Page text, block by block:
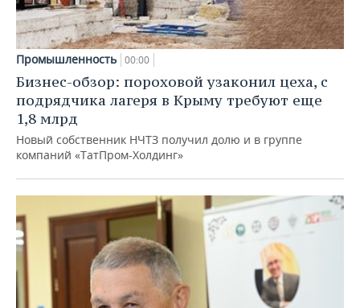
Промышленность 00:00
Бизнес-обзор: пороховой узаконил цеха, с
подрядчика лагеря в Крыму требуют еще
1,8 млрд
Новый собственник НЧТЗ получил долю и в группе
компаний «ТатПром-Холдинг»